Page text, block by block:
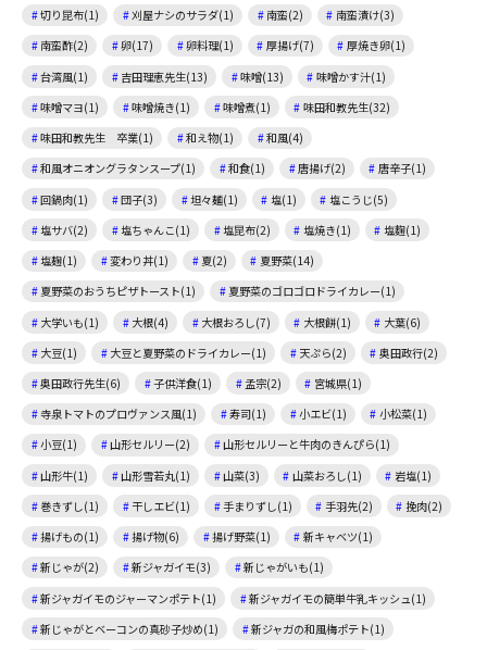
切り昆布(1)
刈屋ナシのサラダ(1) 南蛮(2)
南蛮漬け(3)
南蛮酢(2)
卵(17) 卵料理(1) 厚揚げ(7)
厚焼き卵(1)
台湾風(1)
吉田理恵先生(13) 味噌(13)
味噌かす汁(1)
味噌マヨ(1)
味噌焼き(1) 味噌煮(1)
味田和教先生(32)
味田和教先生 卒業(1)
和え物(1)
和風(4)
和風オニオングラタンスープ(1)
和食(1) 唐揚げ(2)
唐辛子(1)
回鍋肉(1)
団子(3) 坦々麺(1) 塩(1)
塩こうじ(5)
塩サバ(2)
塩ちゃんこ(1) 塩昆布(2) 塩焼き(1)
塩麴(1)
塩麹(1)
変わり丼(1) 夏(2)
夏野菜(14)
夏野菜のおうちピザトースト(1)
夏野菜のゴロゴロドライカレー(1)
大学いも(1)
大根(4) 大根おろし(7) 大根餅(1)
大葉(6)
大豆(1)
大豆と夏野菜のドライカレー(1) 天ぷら(2)
奥田政行(2)
奥田政行先生(6)
子供洋食(1) 孟宗(2)
宮城県(1)
寺泉トマトのプロヴァンス風(1)
寿司(1) 小エビ(1)
小松菜(1)
小豆(1)
山形セルリー(2)
山形セルリーと牛肉のきんぴら(1)
山形牛(1)
山形雪若丸(1) 山菜(3) 山菜おろし(1)
岩塩(1)
巻きずし(1)
干しエビ(1) 手まりずし(1) 手羽先(2)
挽肉(2)
揚げもの(1)
揚げ物(6) 揚げ野菜(1)
新キャベツ(1)
新じゃが(2)
新ジャガイモ(3)
新じゃがいも(1)
新ジャガイモのジャーマンポテト(1)
新ジャガイモの簡単牛乳キッシュ(1)
新じゃがとベーコンの真砂子炒め(1)
新ジャガの和風梅ポテト(1)